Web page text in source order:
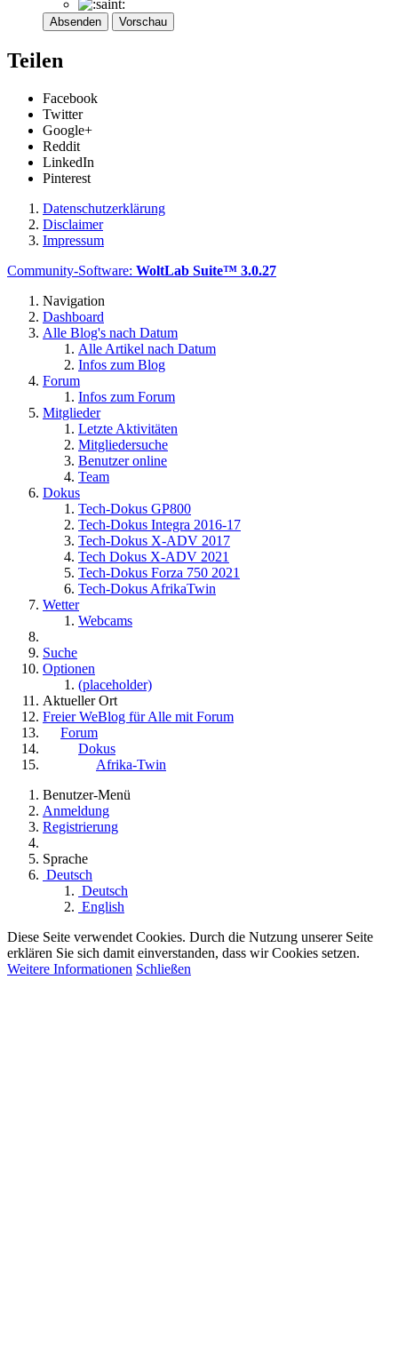
Absenden Vorschau
Teilen
Facebook
Twitter
Google+
Reddit
LinkedIn
Pinterest
Datenschutzerklärung
Disclaimer
Impressum
Community-Software: WoltLab Suite™ 3.0.27
Navigation
Dashboard
Alle Blog's nach Datum
Alle Artikel nach Datum
Infos zum Blog
Forum
Infos zum Forum
Mitglieder
Letzte Aktivitäten
Mitgliedersuche
Benutzer online
Team
Dokus
Tech-Dokus GP800
Tech-Dokus Integra 2016-17
Tech-Dokus X-ADV 2017
Tech Dokus X-ADV 2021
Tech-Dokus Forza 750 2021
Tech-Dokus AfrikaTwin
Wetter
Webcams
Suche
Optionen
(placeholder)
Aktueller Ort
Freier WeBlog für Alle mit Forum
Forum
Dokus
Afrika-Twin
Benutzer-Menü
Anmeldung
Registrierung
Sprache
Deutsch
Deutsch
English
Diese Seite verwendet Cookies. Durch die Nutzung unserer Seite
erklären Sie sich damit einverstanden, dass wir Cookies setzen.
Weitere Informationen Schließen